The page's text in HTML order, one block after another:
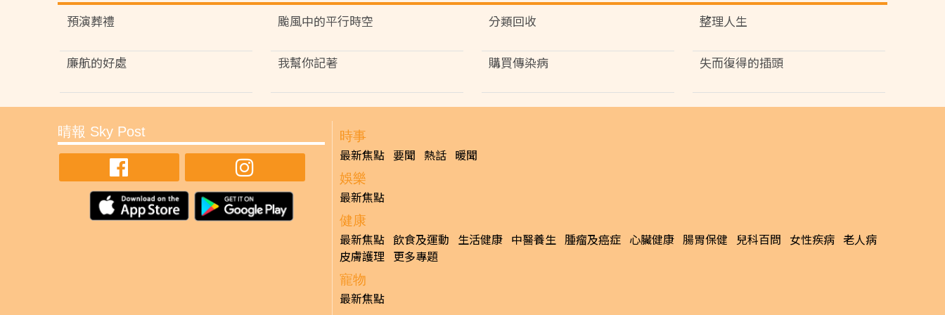
預演葬禮 颱風中的平行時空 分類回收 整理人生
廉航的好處 我幫你記著 購買傳染病 失而復得的插頭
晴報 Sky Post 時事
最新焦點 要聞 熱話 暖聞
娛樂
最新焦點
健康
最新焦點 飲食及運動 生活健康 中醫養生 腫瘤及癌症 心臟健康 腸胃保健 兒科百問 女性疾病 老人病
皮膚護理 更多專題
寵物
最新焦點